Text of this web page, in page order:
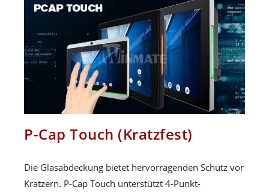
P-Cap Touch (Kratzfest)
Die Glasabdeckung bietet hervorragenden Schutz vor
Kratzern. P-Cap Touch unterstützt 4-Punkt-